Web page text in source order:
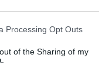
Processing Opt Outs
of the Sharing of my